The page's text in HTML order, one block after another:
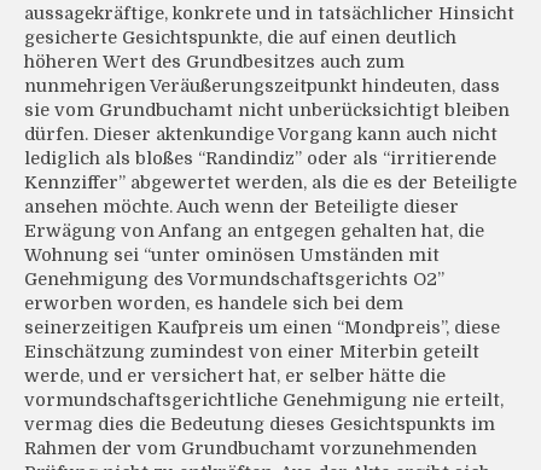
aussagekräftige, konkrete und in tatsächlicher Hinsicht
gesicherte Gesichtspunkte, die auf einen deutlich
höheren Wert des Grundbesitzes auch zum
nunmehrigen Veräußerungszeitpunkt hindeuten, dass
sie vom Grundbuchamt nicht unberücksichtigt bleiben
dürfen. Dieser aktenkundige Vorgang kann auch nicht
lediglich als bloßes “Randindiz” oder als “irritierende
Kennziffer” abgewertet werden, als die es der Beteiligte
ansehen möchte. Auch wenn der Beteiligte dieser
Erwägung von Anfang an entgegen gehalten hat, die
Wohnung sei “unter ominösen Umständen mit
Genehmigung des Vormundschaftsgerichts O2”
erworben worden, es handele sich bei dem
seinerzeitigen Kaufpreis um einen “Mondpreis”, diese
Einschätzung zumindest von einer Miterbin geteilt
werde, und er versichert hat, er selber hätte die
vormundschaftsgerichtliche Genehmigung nie erteilt,
vermag dies die Bedeutung dieses Gesichtspunkts im
Rahmen der vom Grundbuchamt vorzunehmenden